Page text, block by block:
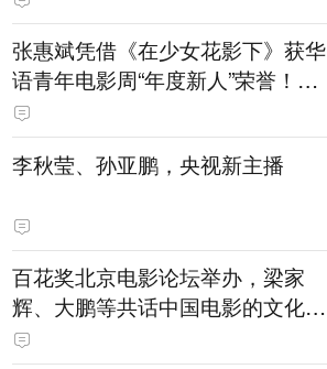
张惠斌凭借《在少女花影下》获华
语青年电影周“年度新人”荣誉！该
电影全程在广州取景，采用粤语对
白，主演均为广州本土演员
李秋莹、孙亚鹏，央视新主播
百花奖北京电影论坛举办，梁家
辉、大鹏等共话中国电影的文化建
构